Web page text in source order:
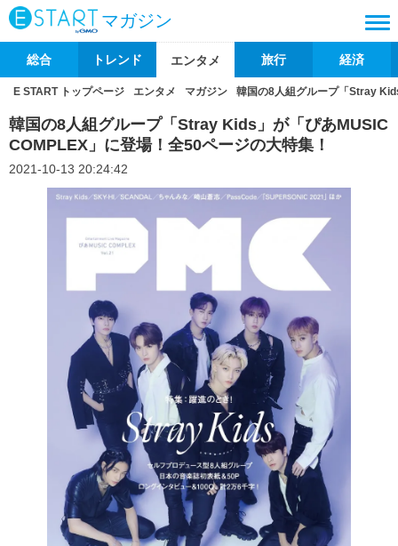
マガジン
総合 トレンド エンタメ 旅行 経済
E START トップページ エンタメ マガジン 韓国の8人組グループ「Stray
韓国の8人組グループ「Stray Kids」が「ぴあMUSIC
COMPLEX」に登場！全50ページの大特集！
2021-10-13 20:24:42